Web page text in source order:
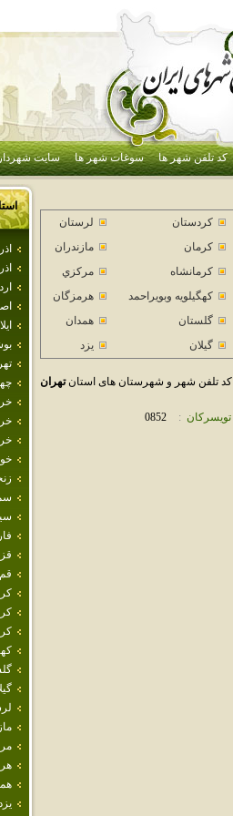
کد تلفن شهر ها سوغات شهر ها سایت
قم
كردستان
لرستان
كرمان
مازندران
كرمانشاه
مركزي
كهگيلويه وبويراحمد
هرمزگان
گلستان
همدان
گيلان يزد
تلفن شهر و شهرستان های استانتهران
تويسركان :
0852